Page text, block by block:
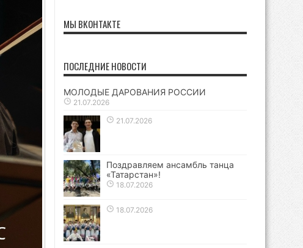
МЫ ВКОНТАКТЕ
ПОСЛЕДНИЕ НОВОСТИ
МОЛОДЫЕ ДАРОВАНИЯ РОССИИ
21.07.2026
21.07.2026
Поздравляем ансамбль танца
«Татарстан»!
18.07.2026
18.07.2026